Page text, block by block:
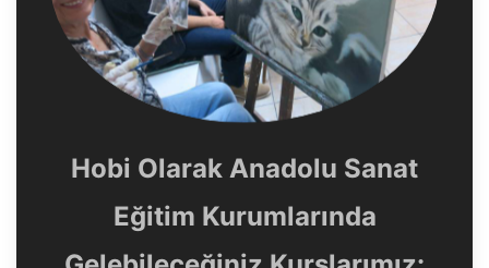
Hobi Olarak Anadolu Sanat
Eğitim Kurumlarında